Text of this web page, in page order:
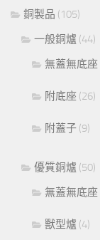
銅製品 (105)
一般銅爐 (44)
無蓋無底座
附底座 (26)
附蓋子 (9)
優質銅爐 (50)
無蓋無底座
獸型爐 (4)